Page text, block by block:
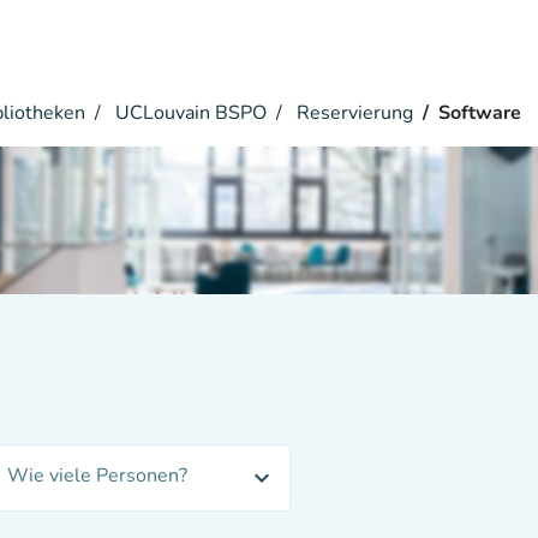
UCLouvain BSPO Reservierung Software
Wie viele Personen? expand_more